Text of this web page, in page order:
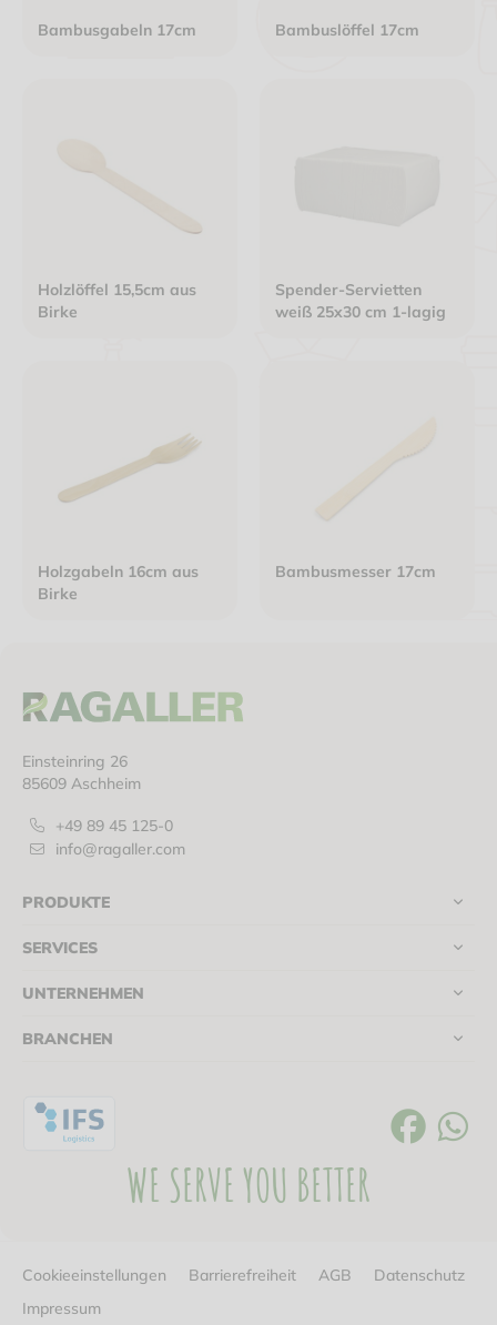
Bambusgabeln 17cm Bambuslöffel 17cm
Holzlöffel 15,5cm aus
Birke
Spender-Servietten
weiß 25x30 cm 1-lagig
Holzgabeln 16cm aus
Birke
Bambusmesser 17cm
Einsteinring 26
85609 Aschheim
+49 89 45 125-0
info@ragaller.com
PRODUKTE
SERVICES
UNTERNEHMEN
BRANCHEN
WE SERVE YOU BETTER
Cookieeinstellungen Barrierefreiheit AGB
Datenschutz
Impressum